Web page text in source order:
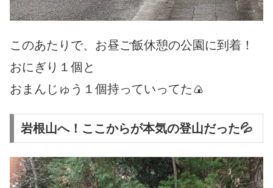
このあたりで、お昼ご飯休憩の公園に到着！
おにぎり１個と
おまんじゅう１個持っていってた🍙
岩根山へ！ここからが本気の登山だった💦